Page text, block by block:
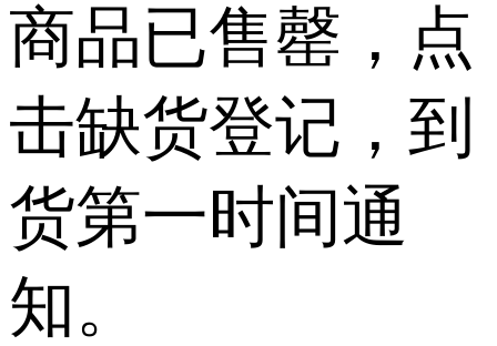
商品已售罄，点
击缺货登记，到
货第一时间通
知。